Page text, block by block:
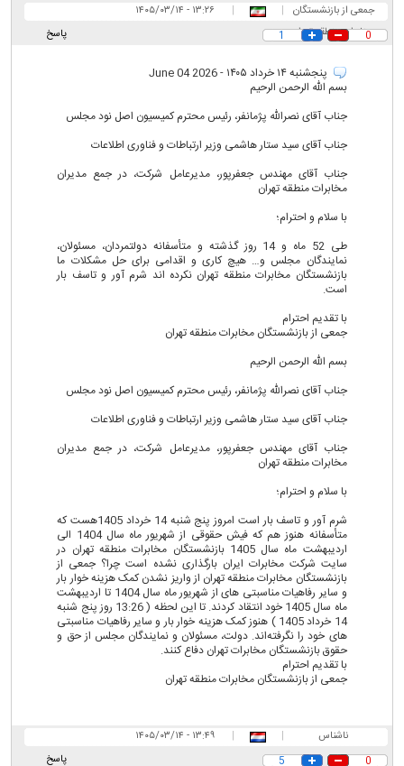
جمعی از بازنشستگان
مخابرات منطقه تهران
|
|
۱۳:۲۶ - ۱۴۰۵/۰۳/۱۴
پاسخ
0
1
پنجشنبه ۱۴ خرداد ۱۴۰۵ - 2026 June 04
بسم الله الرحمن الرحیم
جناب آقای نصرالله پژمانفر، رئیس محترم کمیسیون اصل نود مجلس
جناب آقای سید ستار هاشمی وزیر ارتباطات و فناوری اطلاعات
جناب آقای مهندس جعفرپور، مدیرعامل شرکت، در جمع مدیران
مخابرات منطقه تهران
با سلام و احترام؛
طی 52 ماه و 14 روز گذشته و متأسفانه دولتمردان، مسئولان،
نمایندگان مجلس و… هیچ کاری و اقدامی برای حل مشکلات ما
بازنشستگان مخابرات منطقه تهران نکرده اند شرم آور و تاسف بار
است.
با تقدیم احترام
جمعی از بازنشستگان مخابرات منطقه تهران
بسم الله الرحمن الرحیم
جناب آقای نصرالله پژمانفر، رئیس محترم کمیسیون اصل نود مجلس
جناب آقای سید ستار هاشمی وزیر ارتباطات و فناوری اطلاعات
جناب آقای مهندس جعفرپور، مدیرعامل شرکت، در جمع مدیران
مخابرات منطقه تهران
با سلام و احترام؛
شرم آور و تاسف بار است امروز پنج شنبه 14 خرداد 1405هست که
متأسفانه هنوز هم که فیش حقوقی از شهریور ماه سال 1404 الی
اردیبهشت ماه سال 1405 بازنشستگان مخابرات منطقه تهران در
سایت شرکت مخابرات ایران بارگذاری نشده است چرا؟ جمعی از
بازنشستگان مخابرات منطقه تهران از واریز نشدن کمک هزینه خوار بار
و سایر رفاهیات مناسبتی های از شهریور ماه سال 1404 تا اردیبهشت
ماه سال 1405 خود انتقاد کردند. تا این لحظه ( 13:26 روز پنج شنبه
14 خرداد 1405 ) هنوز کمک هزینه خوار بار و سایر رفاهیات مناسبتی
های خود را نگرفته‌اند. دولت، مسئولان و نمایندگان مجلس از حق و
حقوق بازنشستگان مخابرات تهران دفاع کنند.
با تقدیم احترام
جمعی از بازنشستگان مخابرات منطقه تهران
ناشناس |
|
۱۳:۴۹ - ۱۴۰۵/۰۳/۱۴
پاسخ
0
5